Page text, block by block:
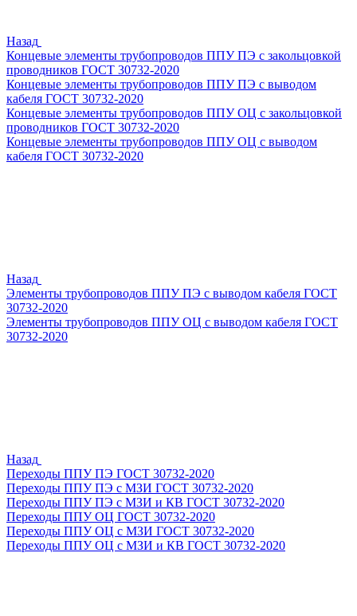
Назад
Концевые элементы трубопроводов ППУ ПЭ с закольцовкой
проводников ГОСТ 30732-2020
Концевые элементы трубопроводов ППУ ПЭ с выводом
кабеля ГОСТ 30732-2020
Концевые элементы трубопроводов ППУ ОЦ с закольцовкой
проводников ГОСТ 30732-2020
Концевые элементы трубопроводов ППУ ОЦ с выводом
кабеля ГОСТ 30732-2020
Назад
Элементы трубопроводов ППУ ПЭ с выводом кабеля ГОСТ
30732-2020
Элементы трубопроводов ППУ ОЦ с выводом кабеля ГОСТ
30732-2020
Назад
Переходы ППУ ПЭ ГОСТ 30732-2020
Переходы ППУ ПЭ с МЗИ ГОСТ 30732-2020
Переходы ППУ ПЭ с МЗИ и КВ ГОСТ 30732-2020
Переходы ППУ ОЦ ГОСТ 30732-2020
Переходы ППУ ОЦ с МЗИ ГОСТ 30732-2020
Переходы ППУ ОЦ с МЗИ и КВ ГОСТ 30732-2020